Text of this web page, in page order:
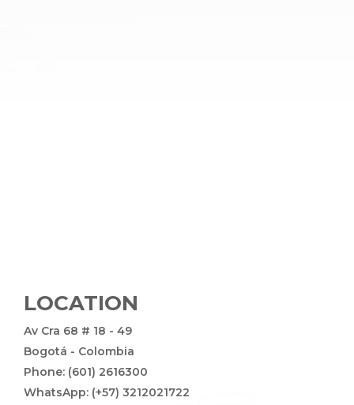
LOCATION
Av Cra 68 # 18 - 49
Bogotá - Colombia
Phone: (601) 2616300
WhatsApp: (+57) 3212021722